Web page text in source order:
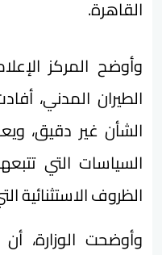
القاهرة.
وأوضح المركز
الطيران المدني،
الشأن غير دقيق،
السياسات التي
الظروف الاستثنائية
وأوضحت الوزارة،